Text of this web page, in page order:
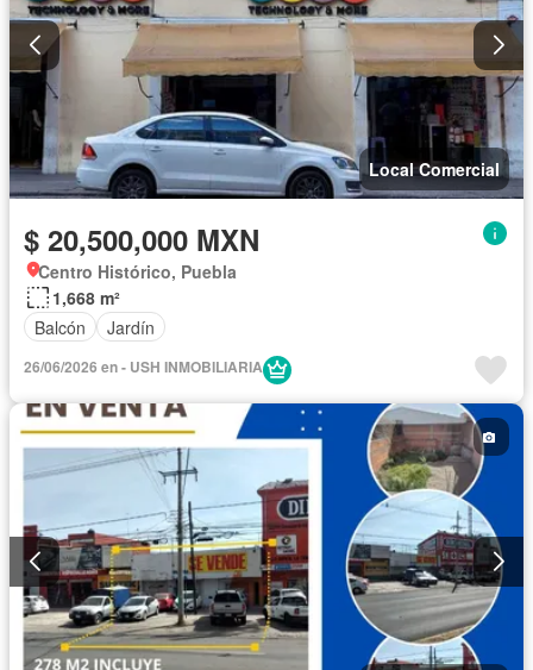
Local Comercial
$ 20,500,000 MXN
Centro Histórico, Puebla
1,668 m²
Balcón
Jardín
26/06/2026 en - USH INMOBILIARIA